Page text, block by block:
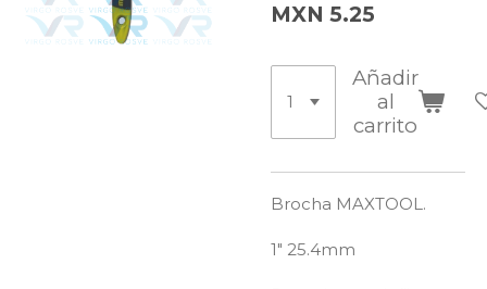
MXN 5.25
Añadir
al
carrito
Brocha MAXTOOL.
1" 25.4mm